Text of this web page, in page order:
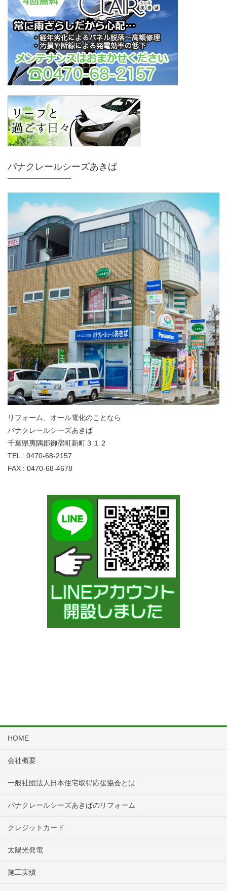
パナクレールシーズあきば
リフォーム、オール電化のことなら
パナクレールシーズあきば
千葉県夷隅郡御宿町新町３１２
TEL : 0470-68-2157
FAX : 0470-68-4678
HOME
会社概要
一般社団法人日本住宅取得応援協会とは
パナクレールシーズあきばのリフォーム
クレジットカード
太陽光発電
施工実績